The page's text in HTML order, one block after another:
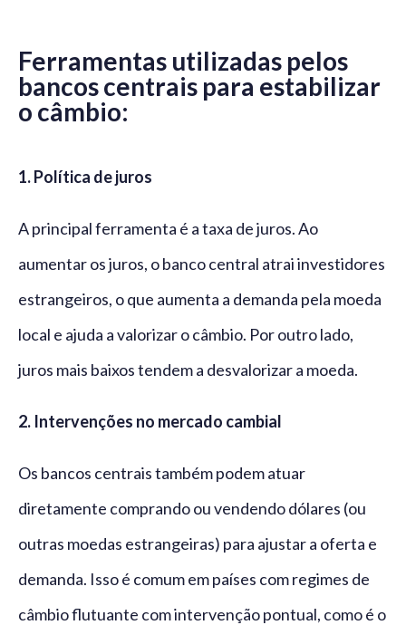
Ferramentas utilizadas pelos
bancos centrais para estabilizar
o câmbio:
1. Política de juros
A principal ferramenta é a taxa de juros. Ao
aumentar os juros, o banco central atrai investidores
estrangeiros, o que aumenta a demanda pela moeda
local e ajuda a valorizar o câmbio. Por outro lado,
juros mais baixos tendem a desvalorizar a moeda.
2. Intervenções no mercado cambial
Os bancos centrais também podem atuar
diretamente comprando ou vendendo dólares (ou
outras moedas estrangeiras) para ajustar a oferta e
demanda. Isso é comum em países com regimes de
câmbio flutuante com intervenção pontual, como é o